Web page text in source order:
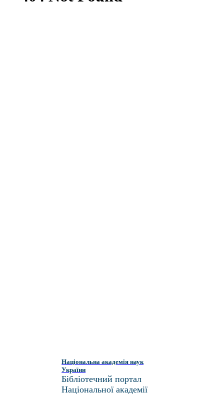
Національна академія наук
України
Бібліотечний портал
Національної академії